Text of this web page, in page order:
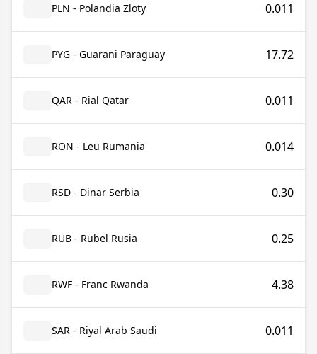
PLN - Polandia Zloty 0.011
PYG - Guarani Paraguay 17.72
QAR - Rial Qatar 0.011
RON - Leu Rumania 0.014
RSD - Dinar Serbia 0.30
RUB - Rubel Rusia 0.25
RWF - Franc Rwanda 4.38
SAR - Riyal Arab Saudi 0.011